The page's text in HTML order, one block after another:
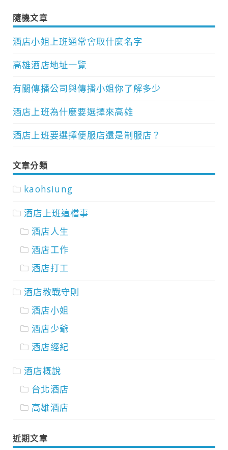
隨機文章
酒店小姐上班通常會取什麼名字
高雄酒店地址一覽
有關傳播公司與傳播小姐你了解多少
酒店上班為什麼要選擇來高雄
酒店上班要選擇便服店還是制服店？
文章分類
kaohsiung
酒店上班這檔事
酒店人生
酒店工作
酒店打工
酒店教戰守則
酒店小姐
酒店少爺
酒店經紀
酒店概說
台北酒店
高雄酒店
近期文章